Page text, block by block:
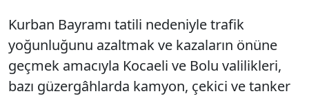
Kurban Bayramı tatili nedeniyle trafik
yoğunluğunu azaltmak ve kazaların önüne
geçmek amacıyla Kocaeli ve Bolu valilikleri,
bazı güzergâhlarda kamyon, çekici ve tanker